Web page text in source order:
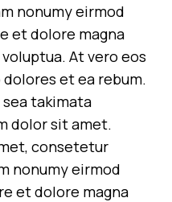
nonumy eirmod
et dolore magna
At vero eos
et ea rebum.
takimata
dolor sit amet.
consetetur
nonumy eirmod
et dolore magna